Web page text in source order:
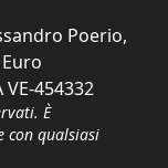
Poerio,
VE-454332
È
con qualsiasi